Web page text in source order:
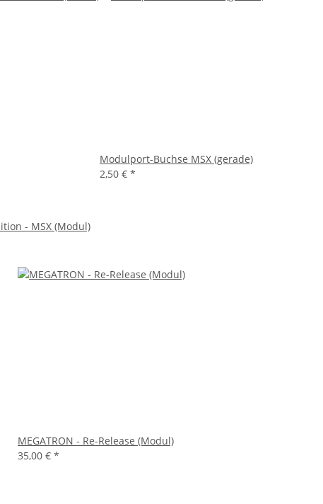
- MSX (Modul)
Modulport-Buchse MSX (gerade)
2,50 € *
MEGATRON - Re-Release (Modul)
35,00 € *